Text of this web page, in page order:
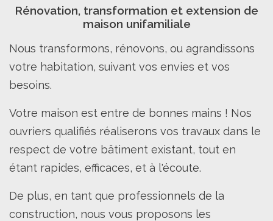
Rénovation, transformation et extension de
maison unifamiliale
Nous transformons, rénovons, ou agrandissons
votre habitation, suivant vos envies et vos
besoins.
Votre maison est entre de bonnes mains ! Nos
ouvriers qualifiés réaliserons vos travaux dans le
respect de votre bâtiment existant, tout en
étant rapides, efficaces, et à l'écoute.
De plus, en tant que professionnels de la
construction, nous vous proposons les